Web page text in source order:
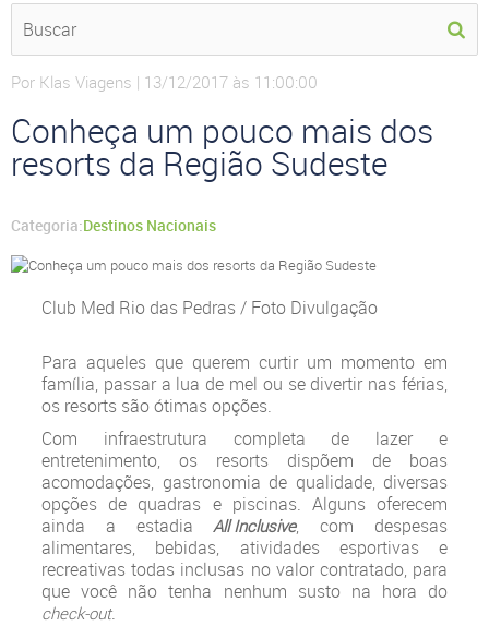
Por Klas Viagens | 13/12/2017 às 11:00:00
Conheça um pouco mais dos
resorts da Região Sudeste
Categoria:Destinos Nacionais
Club Med Rio das Pedras / Foto Divulgação
Para aqueles que querem curtir um momento em
família, passar a lua de mel ou se divertir nas férias,
os resorts são ótimas opções.
Com infraestrutura completa de lazer e
entretenimento, os resorts dispõem de boas
acomodações, gastronomia de qualidade, diversas
opções de quadras e piscinas. Alguns oferecem
ainda a estadiaAll Inclusive, com despesas
alimentares, bebidas, atividades esportivas e
recreativas todas inclusas no valor contratado, para
que você não tenha nenhum susto na hora do
check-out.